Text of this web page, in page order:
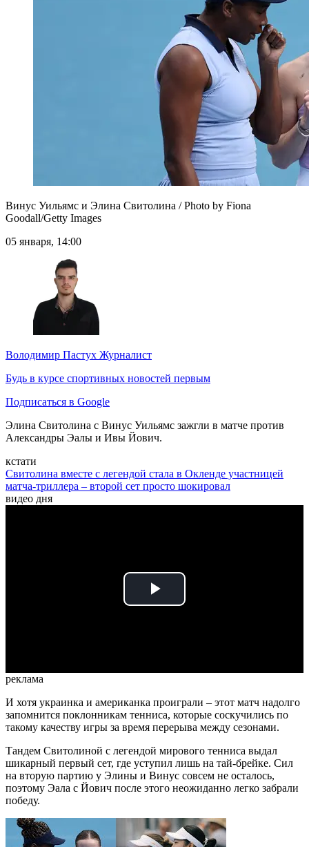
Винус Уильямс и Элина Свитолина / Photo by Fiona
Goodall/Getty Images
05 января, 14:00
Володимир Пастух Журналист
Будь в курсе спортивных новостей первым
Подписаться в Google
Элина Свитолина с Винус Уильямс зажгли в матче против
Александры Эалы и Ивы Йович.
кстати
Свитолина вместе с легендой стала в Окленде участницей
матча-триллера – второй сет просто шокировал
видео дня
Play
реклама
И хотя украинка и американка проиграли – этот матч надолго
запомнится поклонникам тенниса, которые соскучились по
такому качеству игры за время перерыва между сезонами.
Тандем Свитолиной с легендой мирового тенниса выдал
шикарный первый сет, где уступил лишь на тай-брейке. Сил
на вторую партию у Элины и Винус совсем не осталось,
поэтому Эала с Йович после этого неожиданно легко забрали
победу.